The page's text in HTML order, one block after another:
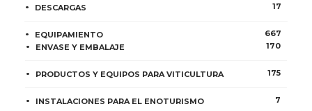
DESCARGAS 17
EQUIPAMIENTO
667
ENVASE Y EMBALAJE
170
PRODUCTOS Y EQUIPOS PARA VITICULTURA 175
INSTALACIONES PARA EL ENOTURISMO 7